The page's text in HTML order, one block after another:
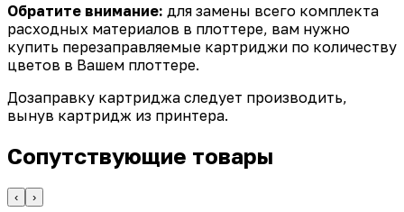
Обратите внимание: для замены всего комплекта
расходных материалов в плоттере, вам нужно
купить перезаправляемые картриджи по количеству
цветов в Вашем плоттере.
Дозаправку картриджа следует производить,
вынув картридж из принтера.
Сопутствующие товары
‹ ›